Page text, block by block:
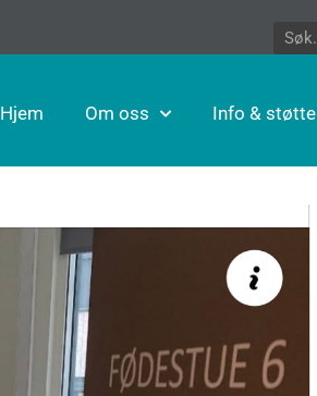
Hjem Om oss Info & støtte